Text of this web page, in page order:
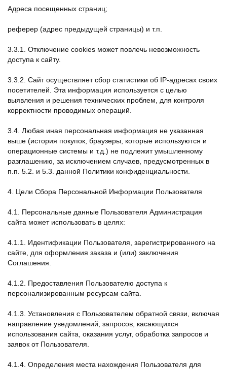
Адреса посещенных страниц;
реферер (адрес предыдущей страницы) и т.п.
3.3.1. Отключение cookies может повлечь невозможность
доступа к сайту.
3.3.2. Сайт осуществляет сбор статистики об IP-адресах своих
посетителей. Эта информация используется с целью
выявления и решения технических проблем, для контроля
корректности проводимых операций.
3.4. Любая иная персональная информация не указанная
выше (история покупок, браузеры, которые используются и
операционные системы и т.д.) не подлежит умышленному
разглашению, за исключением случаев, предусмотренных в
п.п. 5.2. и 5.3. данной Политики конфиденциальности.
4. Цели Сбора Персональной Информации Пользователя
4.1. Персональные данные Пользователя Администрация
сайта может использовать в целях:
4.1.1. Идентификации Пользователя, зарегистрированного на
сайте, для оформления заказа и (или) заключения
Соглашения.
4.1.2. Предоставления Пользователю доступа к
персонализированным ресурсам сайта.
4.1.3. Установления с Пользователем обратной связи, включая
направление уведомлений, запросов, касающихся
использования сайта, оказания услуг, обработка запросов и
заявок от Пользователя.
4.1.4. Определения места нахождения Пользователя для